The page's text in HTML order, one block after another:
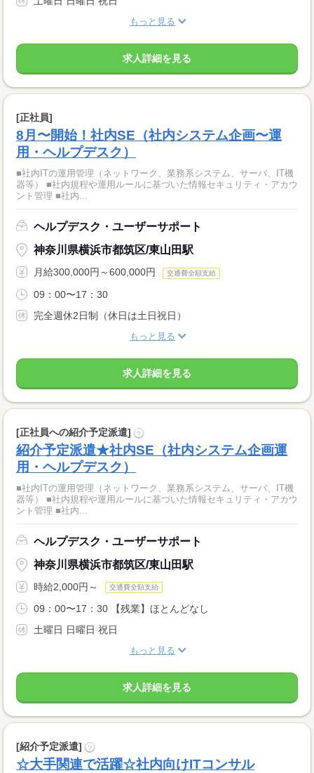
もっと見る
求人詳細を見る
[正社員]
8月〜開始！社内SE（社内システム企画〜運
用・ヘルプデスク）
■社内ITの運用管理（ネットワーク、業務系システム、サーバ、IT機
器等） ■社内規程や運用ルールに基づいた情報セキュリティ・アカウ
ント管理 ■社内...
ヘルプデスク・ユーザーサポート
神奈川県横浜市都筑区/東山田駅
月給300,000円～600,000円 交通費全額支給
09：00〜17：30
完全週休2日制（休日は土日祝日）
もっと見る
求人詳細を見る
[正社員への紹介予定派遣] ?
紹介予定派遣★社内SE（社内システム企画運
用・ヘルプデスク）
■社内ITの運用管理（ネットワーク、業務系システム、サーバ、IT機
器等） ■社内規程や運用ルールに基づいた情報セキュリティ・アカウ
ント管理 ■社内...
ヘルプデスク・ユーザーサポート
神奈川県横浜市都筑区/東山田駅
時給2,000円～ 交通費全額支給
09：00〜17：30 【残業】ほとんどなし
土曜日 日曜日 祝日
もっと見る
求人詳細を見る
[紹介予定派遣] ?
☆大手関連で活躍☆社内向けITコンサル